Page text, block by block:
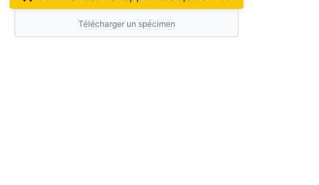
Télécharger un spécimen